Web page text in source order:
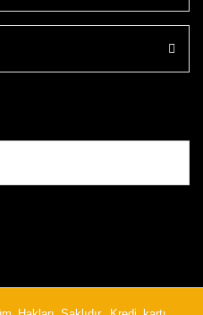
Hakları Saklıdır. Kredi kartı